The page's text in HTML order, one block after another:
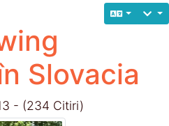
Slovacia
- (234 Citiri)